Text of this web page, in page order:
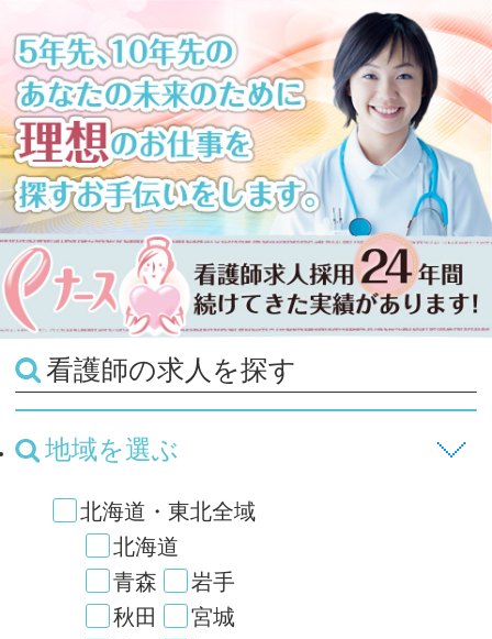
看護師の求人を探す
地域を選ぶ
北海道・東北全域
北海道
青森
岩手
秋田
宮城